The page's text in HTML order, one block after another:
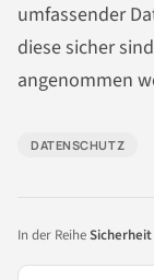
umfassender
diese sicher
angenommen
DATENSCHUTZ
In der Reihe